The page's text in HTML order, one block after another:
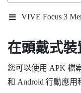
VIVE Focus 3
在頭戴式
您可以使用 APK 檔
和 Android 行動應用